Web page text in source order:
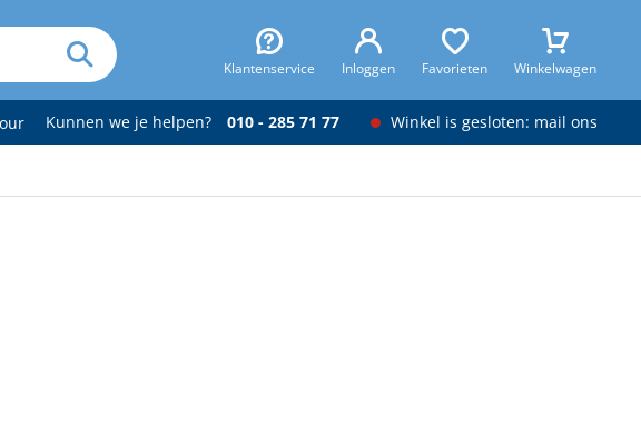
Klantenservice Inloggen Favorieten Winkelwagen
Kunnen we je helpen? 010 - 285 71 77 Winkel is gesloten: mail ons